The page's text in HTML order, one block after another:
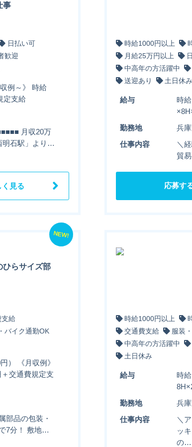
事
日払い可
歓迎
例～》 時給
定支給
月収20万
明石駅」より…
く見る
時給1000円以上
月給25万円以上
中高年の方活躍中
送迎あり
土日休み
給与
時
勤務地 兵
仕事内容
＼
貿
応募す
NEW!
ひらサイズ部
給
バイク通勤OK
） 《月収例》
交通費規定支
品の包装・
7分！ 敷地…
時給1000円以上
交通費支給
服装
中高年の方活躍中
土日休み
給与
時
勤務地 兵
仕事内容
＼
ッ
の…